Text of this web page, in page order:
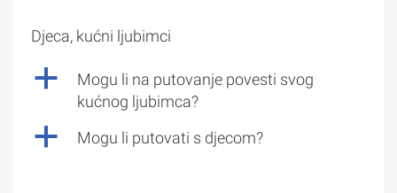
Djeca, kućni ljubimci
a
Mogu li na putovanje povesti svog
kućnog ljubimca?
a Mogu li putovati s djecom?